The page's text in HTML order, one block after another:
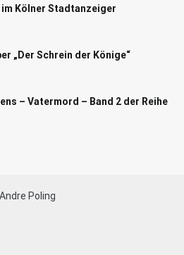
im Kölner Stadtanzeiger
„Der Schrein der Könige“
– Vatermord – Band 2 der Reihe
Poling